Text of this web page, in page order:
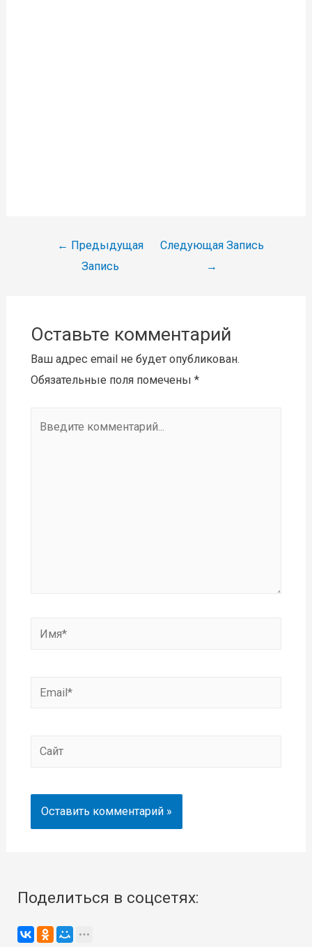
Навигация
← Предыдущая
Запись
Следующая Запись
→
Оставьте комментарий
Ваш адрес email не будет опубликован.
Обязательные поля помечены *
Имя*
Email*
Сайт
Поделиться в соцсетях: